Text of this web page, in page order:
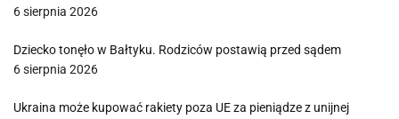
6 sierpnia 2026
Dziecko tonęło w Bałtyku. Rodziców postawią przed sądem
6 sierpnia 2026
Ukraina może kupować rakiety poza UE za pieniądze z unijnej